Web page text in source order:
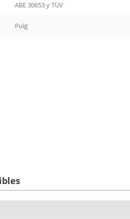
ABE 30653 y TÜV
Puig